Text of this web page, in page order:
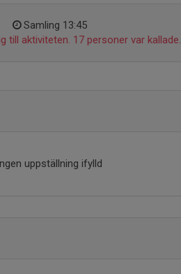
Samling 13:45
till aktiviteten. 17 personer var kallade.
uppställning ifylld